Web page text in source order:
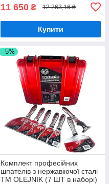
11 650 ₴ 12 263,16 ₴
Купити
–5%
Комплект професійних
шпателів з нержавіючої сталі
ТМ OLEJNIK (7 ШТ в наборі)